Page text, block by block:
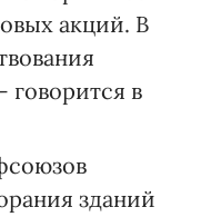
акций. В
говорится в
зданий